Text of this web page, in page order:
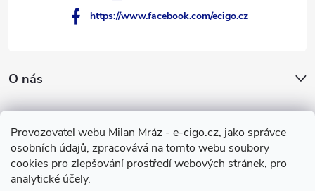
Provozovatel webu Milan Mráz - e-cigo.cz, jako správce
osobních údajů, zpracovává na tomto webu soubory
cookies pro zlepšování prostředí webových stránek, pro
analytické účely.
O nás
Facebook
https://www.facebook.com/ecigo.cz